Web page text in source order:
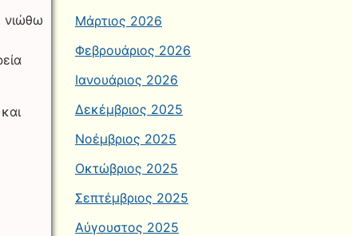
νιώθω
Μάρτιος 2026
Φεβρουάριος 2026
Ιανουάριος 2026
Δεκέμβριος 2025
Νοέμβριος 2025
Οκτώβριος 2025
Σεπτέμβριος 2025
Αύγουστος 2025